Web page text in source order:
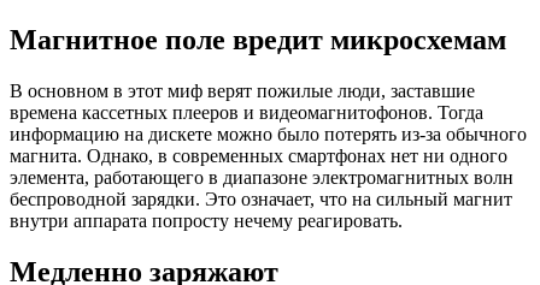
Магнитное поле вредит микросхемам
В основном в этот миф верят пожилые люди, заставшие
времена кассетных плееров и видеомагнитофонов. Тогда
информацию на дискете можно было потерять из-за обычного
магнита. Однако, в современных смартфонах нет ни одного
элемента, работающего в диапазоне электромагнитных волн
беспроводной зарядки. Это означает, что на сильный магнит
внутри аппарата попросту нечему реагировать.
Медленно заряжают